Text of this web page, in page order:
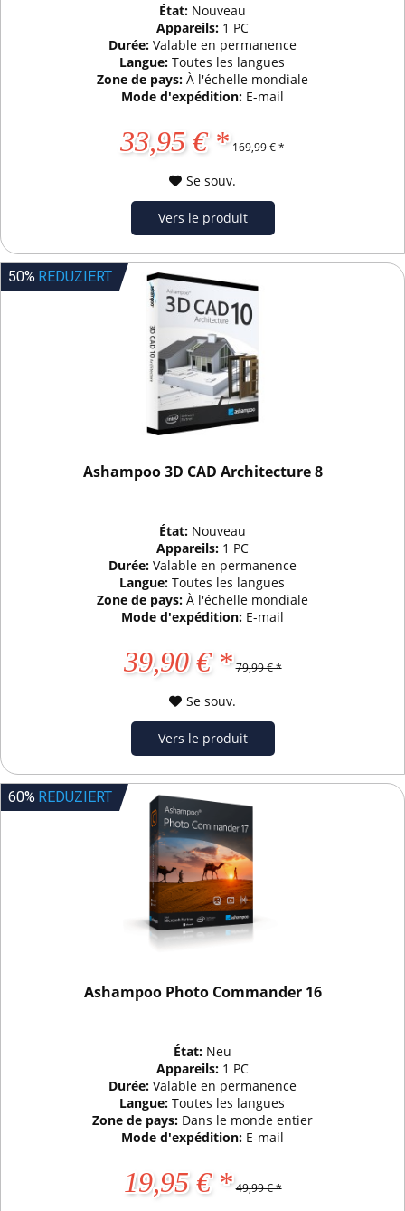
État: Nouveau
Appareils: 1 PC
Durée: Valable en permanence
Langue:Toutes les langues
Zone de pays: À l'échelle mondiale
Mode d'expédition: E-mail
33,95 € * 169,99 € *
Se souv.
Vers le produit
50% REDUZIERT
Ashampoo 3D CAD Architecture 8
État: Nouveau
Appareils: 1 PC
Durée: Valable en permanence
Langue:Toutes les langues
Zone de pays: À l'échelle mondiale
Mode d'expédition: E-mail
39,90 € * 79,99 € *
Se souv.
Vers le produit
60% REDUZIERT
Ashampoo Photo Commander 16
État: Neu
Appareils: 1 PC
Durée: Valable en permanence
Langue:Toutes les langues
Zone de pays: Dans le monde entier
Mode d'expédition: E-mail
19,95 € * 49,99 € *